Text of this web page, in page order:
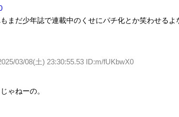
まだ少年誌で連載中のくせにパチ化とか笑わせるよ
03/08(土) 23:30:55.53 ID:m/fUKbwX0
ゃねーの。